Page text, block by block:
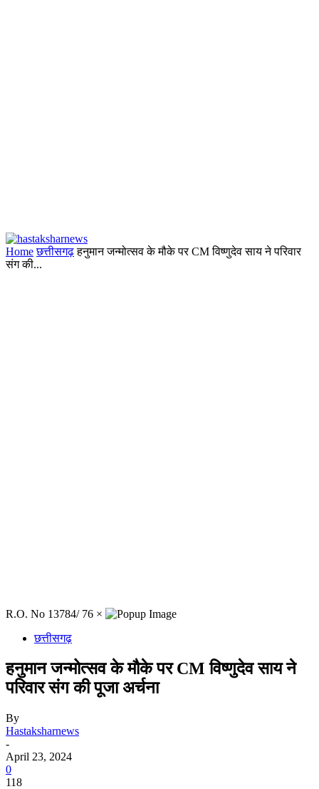
Home छत्तीसगढ़ हनुमान जन्मोत्सव के मौके पर CM विष्णुदेव साय ने परिवार
संग की...
R.O. No 13784/ 76 ×
छत्तीसगढ़
हनुमान जन्मोत्सव के मौके पर CM विष्णुदेव साय ने
परिवार संग की पूजा अर्चना
By
Hastaksharnews
-
April 23, 2024
0
118